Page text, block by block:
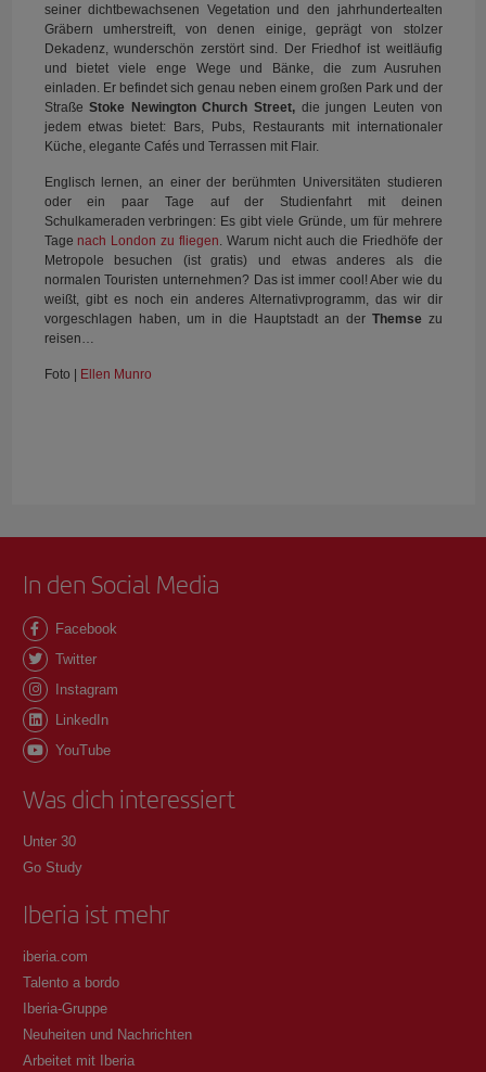
seiner dichtbewachsenen Vegetation und den jahrhundertealten
Gräbern umherstreift, von denen einige, geprägt von stolzer
Dekadenz, wunderschön zerstört sind. Der Friedhof ist weitläufig
und bietet viele enge Wege und Bänke, die zum Ausruhen
einladen. Er befindet sich genau neben einem großen Park und der
StraßeStoke Newington Church Street, die jungen Leuten von
jedem etwas bietet: Bars, Pubs, Restaurants mit internationaler
Küche, elegante Cafés und Terrassen mit Flair.
Englisch lernen, an einer der berühmten Universitäten studieren
oder ein paar Tage auf der Studienfahrt mit deinen
Schulkameraden verbringen: Es gibt viele Gründe, um für mehrere
Tage nach London zu fliegen. Warum nicht auch die Friedhöfe der
Metropole besuchen (ist gratis) und etwas anderes als die
normalen Touristen unternehmen? Das ist immer cool! Aber wie du
weißt, gibt es noch ein anderes Alternativprogramm, das wir dir
vorgeschlagen haben, um in die Hauptstadt an der Themse zu
reisen…
Foto | Ellen Munro
In den Social Media
Facebook
Twitter
Instagram
LinkedIn
YouTube
Was dich interessiert
Unter 30
Go Study
Iberia ist mehr
iberia.com
Talento a bordo
Iberia-Gruppe
Neuheiten und Nachrichten
Arbeitet mit Iberia